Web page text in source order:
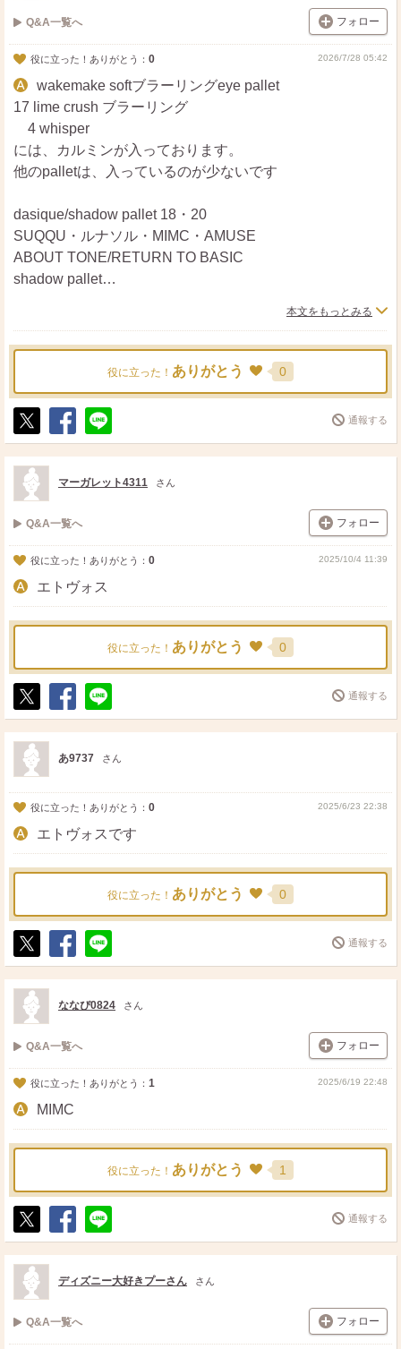
Q&A一覧へ フォロー
役に立った！ありがとう： 0 2026/7/28 05:42
wakemake softブラーリングeye pallet
17 lime crush ブラーリング
4 whisper
には、カルミンが入っております。
他のpalletは、入っているのが少ないです
dasique/shadow pallet 18・20
SUQQU・ルナソル・MIMC・AMUSE
ABOUT TONE/RETURN TO BASIC
shadow pallet
本文をもっとみる
役に立った！ ありがとう 0
ポ
ス
ト
シ
ェ
送
る
通報する
マーガレット4311 さん
Q&A一覧へ フォロー
役に立った！ありがとう： 0 2025/10/4 11:39
エトヴォス
役に立った！ ありがとう 0
ポ
ス
ト
シ
ェ
送
る
通報する
あ9737 さん
役に立った！ありがとう： 0 2025/6/23 22:38
エトヴォスです
役に立った！ ありがとう 0
ポ
ス
ト
シ
ェ
送
る
通報する
ななぴ0824 さん
Q&A一覧へ フォロー
役に立った！ありがとう： 1 2025/6/19 22:48
MIMC
役に立った！ ありがとう 1
ポ
ス
ト
シ
ェ
送
る
通報する
ディズニー大好きプーさん さん
Q&A一覧へ フォロー